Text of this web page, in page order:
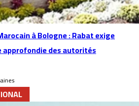
à Bologne : Rabat exige
approfondie des autorités